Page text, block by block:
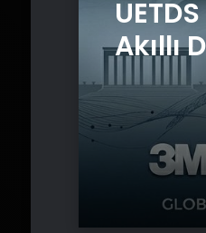
Akıllı
Genel
Yeni
ve